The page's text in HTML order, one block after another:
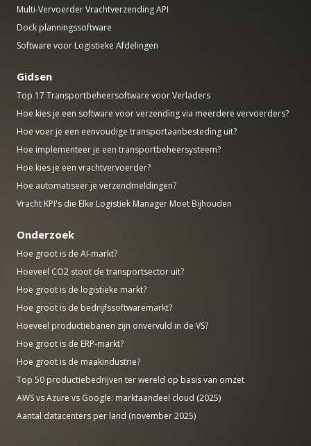
Multi-Vervoerder Vrachtverzending API
Dock planningssoftware
Software voor Logistieke Afdelingen
Gidsen
Top 17 Transportbeheersoftware voor Verladers
Hoe kies je een software voor verzending via meerdere vervoerders?
Hoe voer je een eenvoudige transportaanbesteding uit?
Hoe implementeer je een transportbeheersysteem?
Hoe kies je een vrachtvervoerder?
Hoe automatiseer je verzendmeldingen?
Vracht KPI's die Elke Logistiek Manager Moet Bijhouden
Onderzoek
Hoe groot is de AI-markt?
Hoeveel CO2 stoot de transportsector uit?
Hoe groot is de logistieke markt?
Hoe groot is de bedrijfssoftwaremarkt?
Hoeveel productiebanen zijn onvervuld in de VS?
Hoe groot is de ERP-markt?
Hoe groot is de maakindustrie?
Top 50 productiebedrijven ter wereld op basis van omzet
AWS vs Azure vs Google: marktaandeel cloud (2025)
Aantal datacenters per land (november 2025)